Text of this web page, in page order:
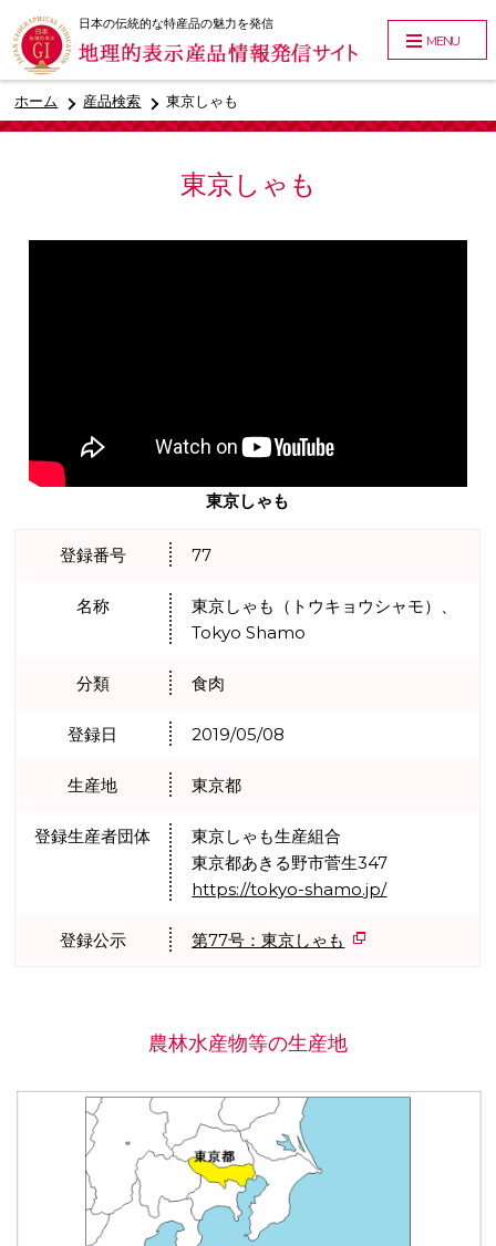
ホーム 産品検索 東京しゃも
東京しゃも
東京しゃも
登録番号 77
名称
東京しゃも（トウキョウシャモ）、
Tokyo Shamo
分類 食肉
登録日 2019/05/08
生産地 東京都
登録生産者団体
東京しゃも生産組合
東京都あきる野市菅生347
https://tokyo-shamo.jp/
登録公示 第77号：東京しゃも
農林水産物等の生産地
日本の伝統的な特産品の魅力を発信
MENU